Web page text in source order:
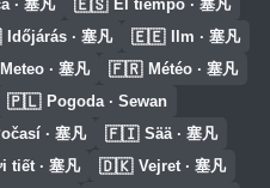
· 塞凡 🇪🇸 El tiempo · 塞凡
Időjárás · 塞凡 🇪🇪 Ilm · 塞凡
Meteo · 塞凡 🇫🇷 Météo · 塞凡
🇵🇱 Pogoda · Sewan
· 塞凡 🇫🇮 Sää · 塞凡
tiết · 塞凡 🇩🇰 Vejret · 塞凡